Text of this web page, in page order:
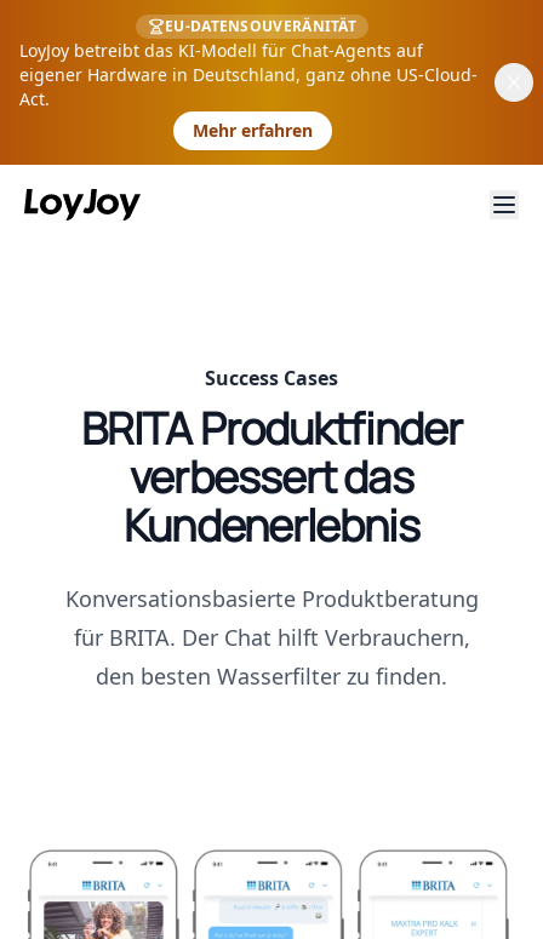
EU-DATENSOUVERÄNITÄT
LoyJoy betreibt das KI-Modell für Chat-Agents auf
eigener Hardware in Deutschland, ganz ohne US-Cloud-
Act.
Mehr erfahren
Success Cases
BRITA Produktfinder
verbessert das
Kundenerlebnis
Konversationsbasierte Produktberatung
für BRITA. Der Chat hilft Verbrauchern,
den besten Wasserfilter zu finden.